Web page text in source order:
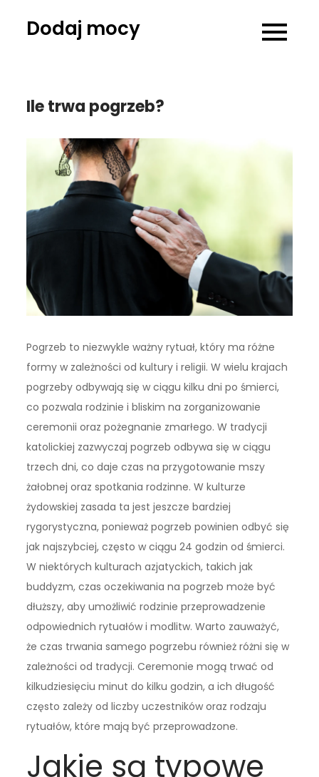
Dodaj mocy
Ile trwa pogrzeb?
Pogrzeb to niezwykle ważny rytuał, który ma różne
formy w zależności od kultury i religii. W wielu krajach
pogrzeby odbywają się w ciągu kilku dni po śmierci,
co pozwala rodzinie i bliskim na zorganizowanie
ceremonii oraz pożegnanie zmarłego. W tradycji
katolickiej zazwyczaj pogrzeb odbywa się w ciągu
trzech dni, co daje czas na przygotowanie mszy
żałobnej oraz spotkania rodzinne. W kulturze
żydowskiej zasada ta jest jeszcze bardziej
rygorystyczna, ponieważ pogrzeb powinien odbyć się
jak najszybciej, często w ciągu 24 godzin od śmierci.
W niektórych kulturach azjatyckich, takich jak
buddyzm, czas oczekiwania na pogrzeb może być
dłuższy, aby umożliwić rodzinie przeprowadzenie
odpowiednich rytuałów i modlitw. Warto zauważyć,
że czas trwania samego pogrzebu również różni się w
zależności od tradycji. Ceremonie mogą trwać od
kilkudziesięciu minut do kilku godzin, a ich długość
często zależy od liczby uczestników oraz rodzaju
rytuałów, które mają być przeprowadzone.
Jakie są typowe